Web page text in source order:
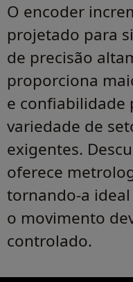
O encoder
projetado para
de precisão
proporciona
e confiabilidade
variedade de
exigentes.
oferece
tornando-a
o movimento
controlado.